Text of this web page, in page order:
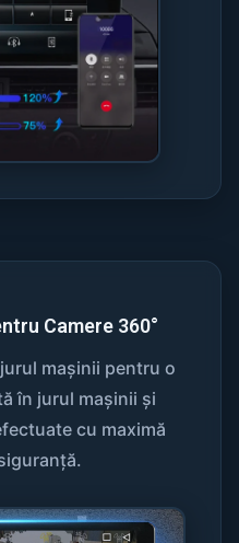
Camere 360°
mașinii pentru o
în jurul mașinii și
cu maximă